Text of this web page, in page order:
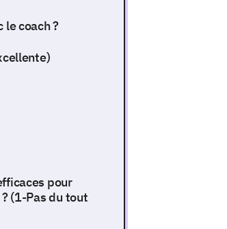
coach ?
pour
(1-Pas du tout